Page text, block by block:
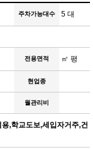
주차가능대수 5 대
전용면적 ㎡ 평
현업종
월관리비
,학교도보,세입자거주,건